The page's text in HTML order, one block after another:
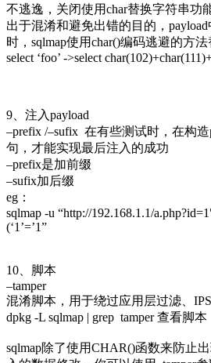
不逃逸，关闭使用char替换字符串功
出于混淆和避免出错的目的，
时，sqlmap使用char()编码逃避的方
select ‘foo’ ->select
9、注入payload
–prefix /–sufix 在有些测试时，在构
句，才能实现最后注入的成功
–prefix是加前缀
–sufix加后缀
eg：
sqlmap -u “http://192.168.1.1/
(‘1’=’1”
10、脚本
–tamper
混淆脚本，用于绕过应用层过滤、
dpkg -L sqlmap | grep tamper 查看脚本
sqlmap除了使用CHAR()函数来防止